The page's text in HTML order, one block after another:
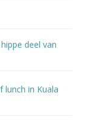
deel van
in Kuala